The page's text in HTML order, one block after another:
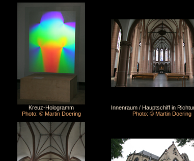
Kreuz-Hologramm
Photo: © Martin Doering
Innenraum / Hauptschiff in
Photo: © Martin Doering